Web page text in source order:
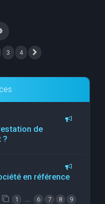
Recherche avancée
3 4
de
?
en référence
1 … 6 7 8 9